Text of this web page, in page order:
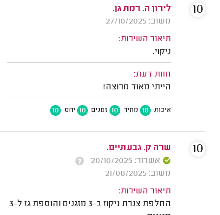
לירון ה. רמת גן.
משוב: 27/10/2025
תיאור השירות:
ניקוי.
חוות דעת:
הייתי מאוד מרוצה!
איכות 10 מחיר 10 זמנים 10 יחס 10
10
שרה ק. גבעתיים.
אשרור: 20/10/2025
משוב: 21/08/2025
תיאור השירות:
החלפת צנרת ניקוז ב-3 מזגנים והוספת גז ל-3
10